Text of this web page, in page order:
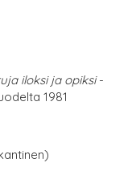
iloksi ja opiksi-
1981